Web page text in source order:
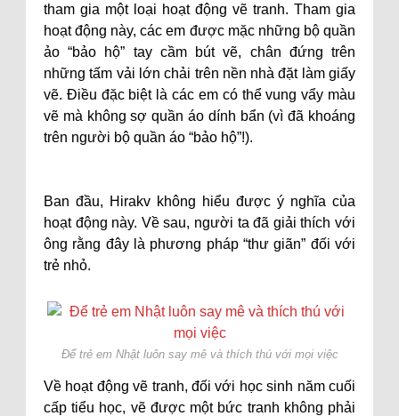
tham gia một loại hoạt động vẽ tranh. Tham gia
hoạt động này, các em được mặc những bộ quần
ảo “bảo hộ” tay cầm bút vẽ, chân đứng trên
những tấm vải lớn chải trên nền nhà đặt làm giấy
vẽ. Điều đặc biệt là các em có thể vung vẩy màu
vẽ mà không sợ quần áo dính bẩn (vì đã khoáng
trên người bộ quần áo “bảo hộ”!).
Ban đầu, Hirakv không hiểu được ý nghĩa của
hoạt động này. Về sau, người ta đã giải thích với
ông rằng đây là phương pháp “thư giãn” đối với
trẻ nhỏ.
Để trẻ em Nhật luôn say mê và thích thú với mọi việc
Về hoạt động vẽ tranh, đối với học sinh năm cuối
cấp tiểu học, vẽ được một bức tranh không phải